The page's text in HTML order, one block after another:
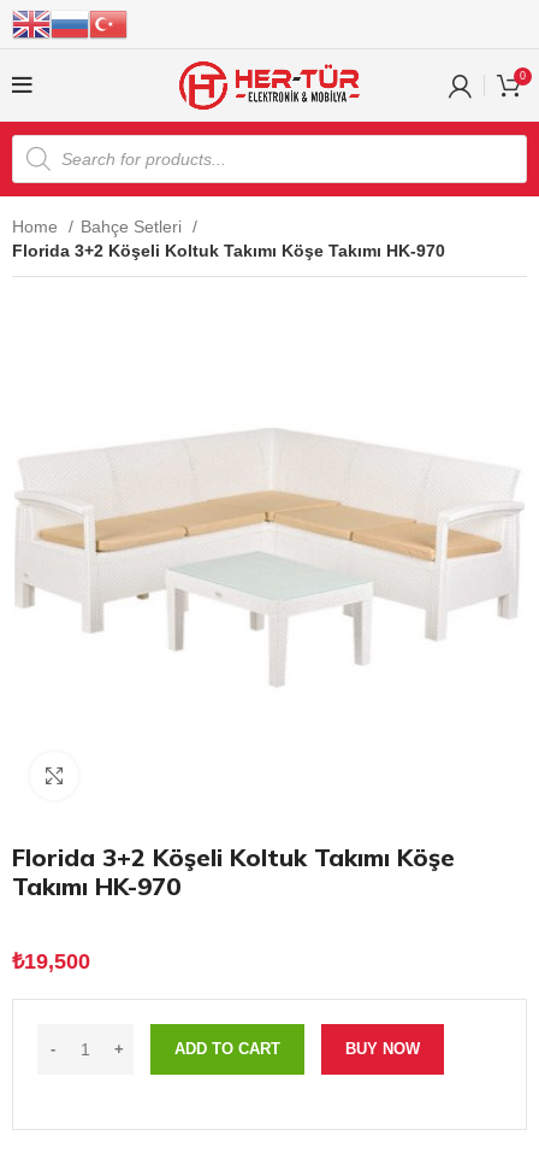
0
Home
Bahçe Setleri
Florida 3+2 Köşeli Koltuk Takımı Köşe Takımı HK-970
Florida 3+2 Köşeli Koltuk Takımı Köşe
Takımı HK-970
₺19,500
ADD TO CART BUY NOW